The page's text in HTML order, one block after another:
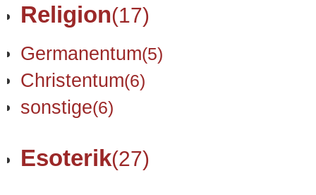
Religion(17)
Germanentum(5)
Christentum(6)
sonstige(6)
Esoterik(27)